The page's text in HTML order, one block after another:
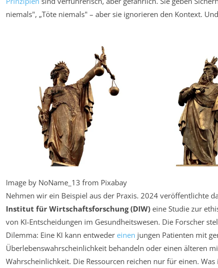
niemals", „Töte niemals" – aber sie ignorieren den Kontext.
Image by NoName_13 from Pixabay
Nehmen wir ein Beispiel aus der Praxis. 2024 veröffentlichte
Institut für Wirtschaftsforschung (DIW) eine Studie zur
von KI-Entscheidungen im Gesundheitswesen. Die Forscher
Dilemma: Eine KI kann entweder einen jungen Patienten mit
Überlebenswahrscheinlichkeit behandeln oder einen älteren
Wahrscheinlichkeit. Die Ressourcen reichen nur für einen. Was